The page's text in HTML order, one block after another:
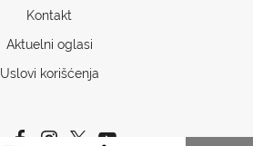
Kontakt
Aktuelni oglasi
Uslovi korišćenja